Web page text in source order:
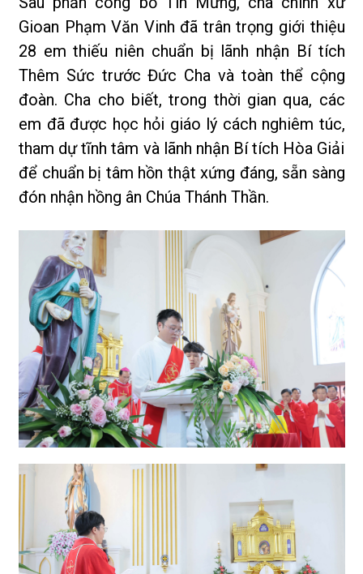
Gioan Phạm Văn Vinh đã trân trọng giới thiệu
28 em thiếu niên chuẩn bị lãnh nhận Bí tích
Thêm Sức trước Đức Cha và toàn thể cộng
đoàn. Cha cho biết, trong thời gian qua, các
em đã được học hỏi giáo lý cách nghiêm túc,
tham dự tĩnh tâm và lãnh nhận Bí tích Hòa Giải
để chuẩn bị tâm hồn thật xứng đáng, sẵn sàng
đón nhận hồng ân Chúa Thánh Thần.